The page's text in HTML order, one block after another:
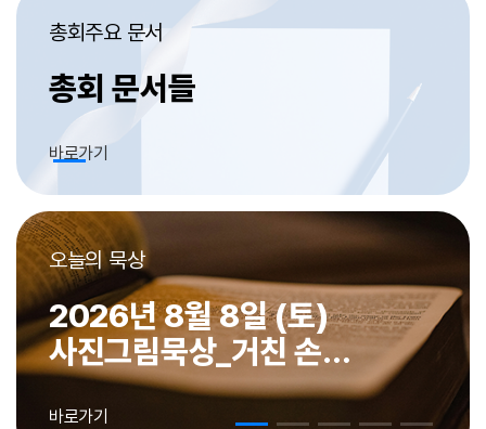
총회주요 문서
총회 문서들
바로가기
오늘의 묵상
2026년 8월 8일 (토)
사진그림묵상_거친 손
(김민수목사)
바로가기 바로